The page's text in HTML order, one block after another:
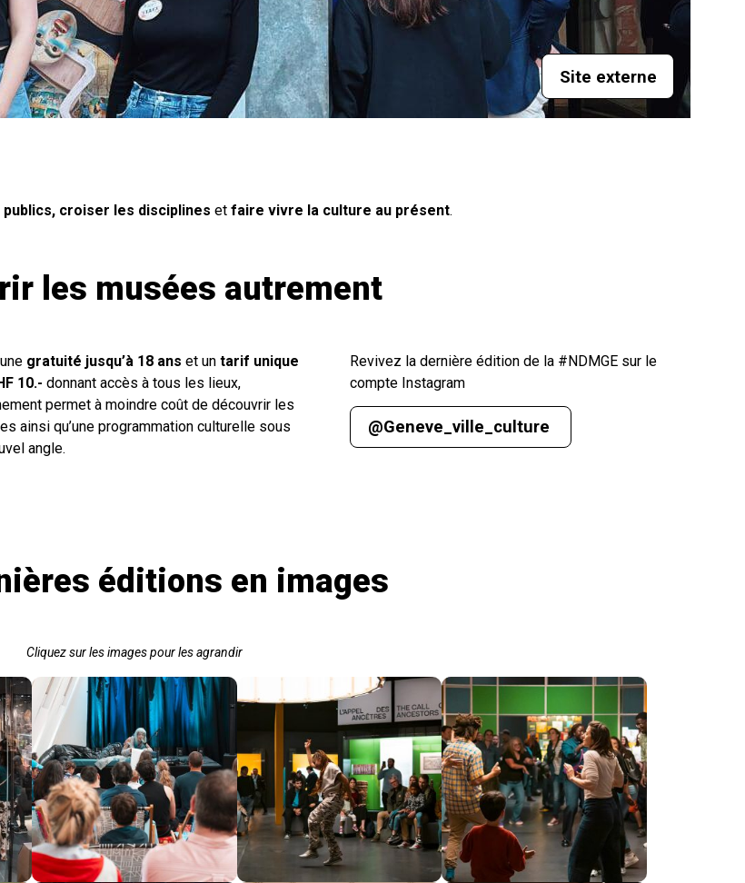
Site externe
croiser les disciplines et faire vivre la culture au présent.
les musées autrement
gratuité jusqu’à 18 ans et un tarif unique
10.- donnant accès à tous les lieux,
permet à moindre coût de découvrir les
ainsi qu’une programmation culturelle sous
angle.
Revivez la dernière édition de la #NDMGE sur le
compte Instagram
@Geneve_ville_culture
éditions en images
Cliquez sur les images pour les agrandir